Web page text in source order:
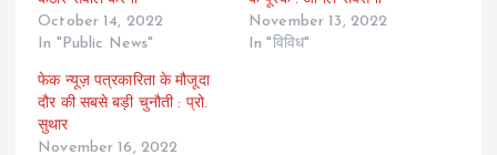
October 14, 2022
In "Public News"
November 13, 2022
In "विविध"
फेक न्यूज़ पत्रकारिता के मौजूदा
दौर की सबसे बड़ी चुनौती : प्रो.
सुथार
November 16, 2022